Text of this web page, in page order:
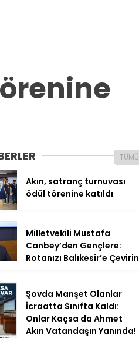
TÜMÜ
Akın, satranç turnuvası
ödül törenine katıldı
Milletvekili Mustafa
Canbey’den Gençlere:
Rotanızı Balıkesir’e Çevirin
Şovda Manşet Olanlar
İcraatta Sınıfta Kaldı:
Onlar Kaçsa da Ahmet
Akın Vatandaşın Yanında!